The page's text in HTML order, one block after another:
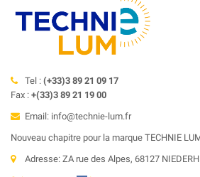
Tel : (+33)3 89 21 09 17
Fax : +(33)3 89 21 19 00
Email: info@technie-lum.fr
Nouveau chapitre pour la marque TECHNIE
Adresse: ZA rue des Alpes, 68127